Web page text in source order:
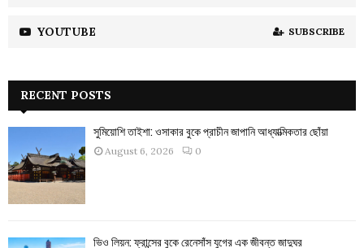
YOUTUBE SUBSCRIBE
RECENT POSTS
সুমিয়োশি তাইশা: ওসাকার বুকে প্রাচীন জাপানি আধ্যাত্মিকতার ছোঁয়া
August 6, 2026 0
ভিও লিয়ন: ফ্রান্সের বুকে রেনেসাঁস যুগের এক জীবন্ত জাদুঘর